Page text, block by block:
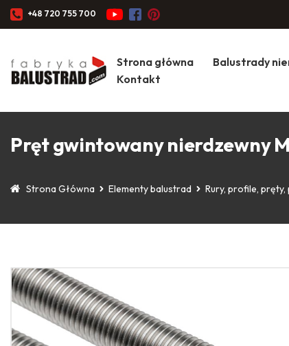
+48 720 755 700
Strona główna Balustrady
Kontakt
Pręt gwintowany nierdzewny
Strona Główna Elementy balustrad Rury, profile, pręty,